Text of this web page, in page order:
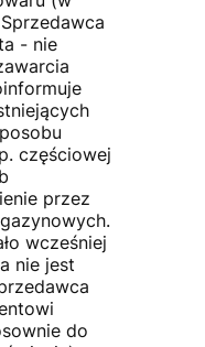
- nie
częściowej
przez
wcześniej
nie jest
do